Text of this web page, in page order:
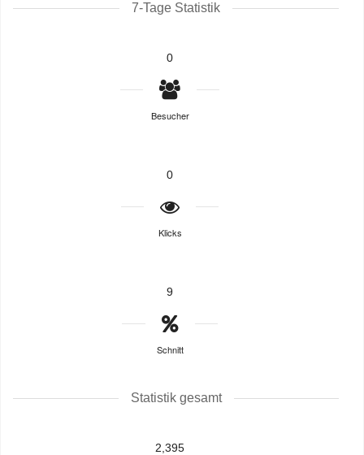
7-Tage Statistik
0
Besucher
0
Klicks
9
Schnitt
Statistik gesamt
2,395